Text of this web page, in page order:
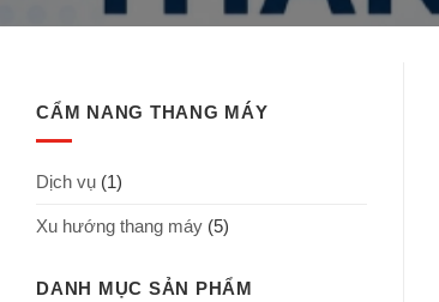
CẨM NANG THANG MÁY
Dịch vụ (1)
Xu hướng thang máy (5)
DANH MỤC SẢN PHẨM